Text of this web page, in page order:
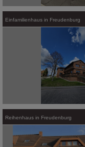
Einfamilienhaus in Freudenburg
Reihenhaus in Freudenburg